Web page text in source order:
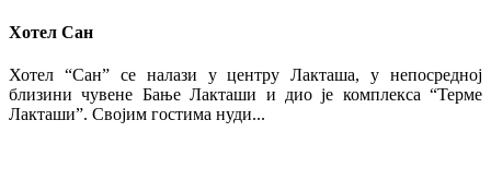
Хотел Сан
Хотел “Сан” се налази у центру Лакташа, у непосредној
близини чувене Бање Лакташи и дио је комплекса “Терме
Лакташи”. Својим гостима нуди...